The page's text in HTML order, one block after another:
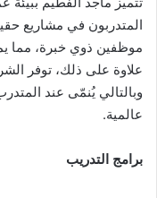
المتدربون في مشاريع
موظفين ذوي خبرة، مما
علاوة على ذلك، توفر
وبالتالي يُنمّى عند
عالمية.
برامج التدريب